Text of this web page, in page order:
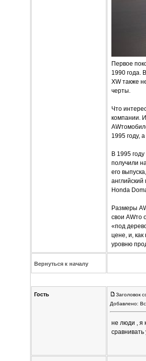
Первое
1990 года.
XW также
черты.
Что
компании.
1995 году,
В 1995
получили
его
Honda
Размеры
свои AWто
«под
цене, и,
уровню
Вернуться к началу
Гость
Заголовок
Добавлено:
не люди , я